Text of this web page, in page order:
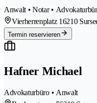
Anwalt • Notar •
Vierherrenplatz 16210
Termin reservieren
Hafner Michael
Advokaturbüro • Anwalt